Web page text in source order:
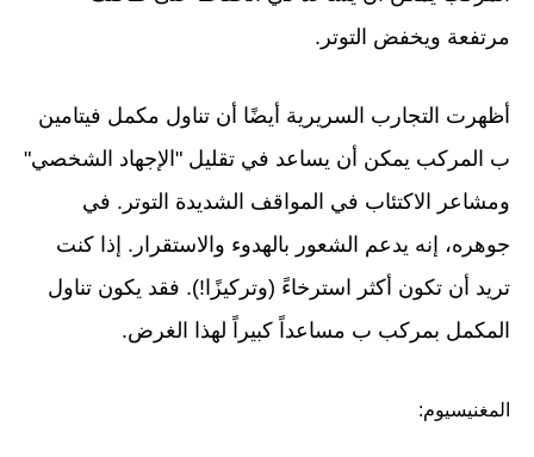
مرتفعة ويخفض التوتر.
أظهرت التجارب السريرية أيضًا أن تناول مكمل فيتامين
ب المركب يمكن أن يساعد في تقليل "الإجهاد الشخصي"
ومشاعر الاكتئاب في المواقف الشديدة التوتر. في
جوهره، إنه يدعم الشعور بالهدوء والاستقرار. إذا كنت
تريد أن تكون أكثر استرخاءً (وتركيزًا!). فقد يكون تناول
المكمل بمركب ب مساعداً كبيراً لهذا الغرض.
المغنيسيوم: